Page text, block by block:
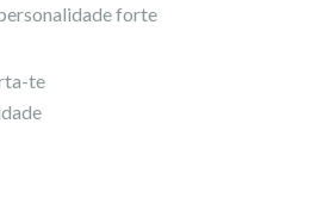
forte
te